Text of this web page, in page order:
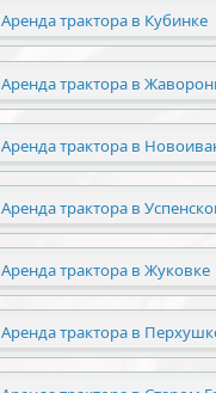
Аренда трактора в Кубинке
Аренда трактора в
Аренда трактора в
Аренда трактора в
Аренда трактора в Жуковке
Аренда трактора в